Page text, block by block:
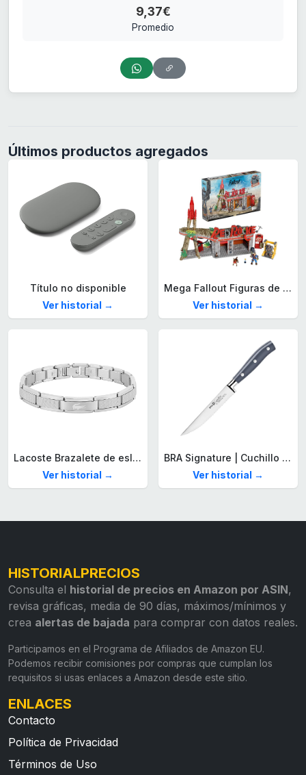
9,37€
Promedio
Últimos productos agregados
Título no disponible
Ver historial →
Mega Fallout Figuras de acción y Juguetes de construcción, Parada de Camiones Red Rocket con 824 Piezas, 2 Personajes articulados y Accesorios, para coleccionistas, HXT00
Ver historial →
Lacoste Brazalete de eslabón para Hombre Colección STENCIL de Acero inoxidable
Ver historial →
BRA Signature | Cuchillo tomatero 120 mm, Acero Inoxidable alemán forjado con Molibdeno Vanadio, Mango Remachado ABS, Diseño Ergonómico, Hoja 1,6 mm espesor
Ver historial →
HISTORIALPRECIOS
Consulta el historial de precios en Amazon por ASIN,
revisa gráficas, media de 90 días, máximos/mínimos y
crea alertas de bajada para comprar con datos reales.
Participamos en el Programa de Afiliados de Amazon EU.
Podemos recibir comisiones por compras que cumplan los
requisitos si usas enlaces a Amazon desde este sitio.
ENLACES
Contacto
Política de Privacidad
Términos de Uso